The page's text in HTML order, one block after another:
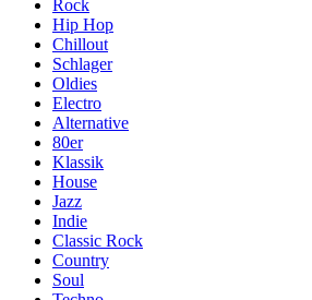
Rock
Hip Hop
Chillout
Schlager
Oldies
Electro
Alternative
80er
Klassik
House
Jazz
Indie
Classic Rock
Country
Soul